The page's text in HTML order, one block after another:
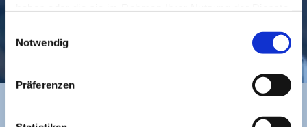
Notwendig
Präferenzen